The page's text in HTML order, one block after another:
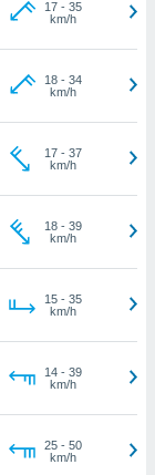
17- 35
km/h
18- 34
km/h
17- 37
km/h
18- 39
km/h
15- 35
km/h
14- 39
km/h
25- 50
km/h